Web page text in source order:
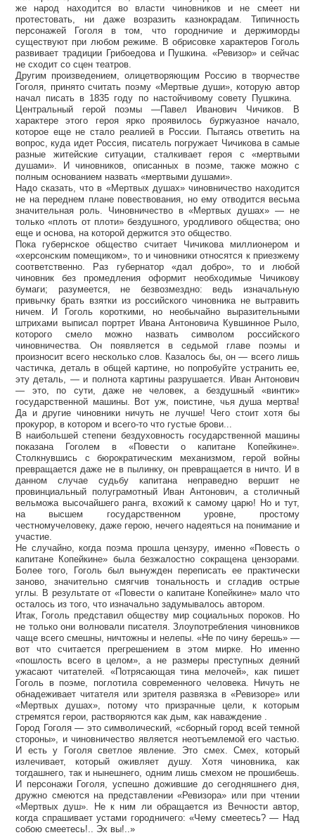
же народ находится во власти чиновников и не смеет ни
протестовать, ни даже возразить казнокрадам. Типичность
персонажей Гоголя в том, что городничие и держиморды
существуют при любом режиме. В обрисовке характеров Гоголь
развивает традиции Грибоедова и Пушкина. «Ревизор» и сейчас
не сходит со сцен театров.
Другим произведением, олицетворяющим Россию в творчестве
Гоголя, принято считать поэму «Мертвые души», которую автор
начал писать в 1835 году по настойчивому совету Пушкина.
Центральный герой поэмы —Павел Иванович Чичиков. В
характере этого героя ярко проявилось буржуазное начало,
которое еще не стало реалией в России. Пытаясь ответить на
вопрос, куда идет Россия, писатель погружает Чичикова в самые
разные житейские ситуации, сталкивает героя с «мертвыми
душами». И чиновников, описанных в поэме, также можно с
полным основанием назвать «мертвыми душами».
Надо сказать, что в «Мертвых душах» чиновничество находится
не на переднем плане повествования, но ему отводится весьма
значительная роль. Чиновничество в «Мертвых душах» — не
только «плоть от плоти» бездушного, уродливого общества; оно
еще и основа, на которой держится это общество.
Пока губернское общество считает Чичикова миллионером и
«херсонским помещиком», то и чиновники относятся к приезжему
соответственно. Раз губернатор «дал добро», то и любой
чиновник без промедления оформит необходимые Чичикову
бумаги; разумеется, не безвозмездно: ведь изначальную
привычку брать взятки из российского чиновника не вытравить
ничем. И Гоголь короткими, но необычайно выразительными
штрихами выписал портрет Ивана Антоновича Кувшинное Рыло,
которого смело можно назвать символом российского
чиновничества. Он появляется в седьмой главе поэмы и
произносит всего несколько слов. Казалось бы, он — всего лишь
частичка, деталь в общей картине, но попробуйте устранить ее,
эту деталь, — и полнота картины разрушается. Иван Антонович
— это, по сути, даже не человек, а бездушный «винтик»
государственной машины. Вот уж, поистине, чья душа мертва!
Да и другие чиновники ничуть не лучше! Чего стоит хотя бы
прокурор, в котором и всего-то что густые брови...
В наибольшей степени бездуховность государственной машины
показана Гоголем в «Повести о капитане Копейкине».
Столкнувшись с бюрократическим механизмом, герой войны
превращается даже не в пылинку, он превращается в ничто. И в
данном случае судьбу капитана неправедно вершит не
провинциальный полуграмотный Иван Антонович, а столичный
вельможа высочайшего ранга, вхожий к самому царю! Но и тут,
на высшем государственном уровне, простому
честномучеловеку, даже герою, нечего надеяться на понимание и
участие.
Не случайно, когда поэма прошла цензуру, именно «Повесть о
капитане Копейкине» была безжалостно сокращена цензорами.
Более того, Гоголь был вынужден переписать ее практически
заново, значительно смягчив тональность и сгладив острые
углы. В результате от «Повести о капитане Копейкине» мало что
осталось из того, что изначально задумывалось автором.
Итак, Гоголь представил обществу мир социальных пороков. Но
не только они волновали писателя. Злоупотребления чиновников
чаще всего смешны, ничтожны и нелепы. «Не по чину берешь» —
вот что считается прегрешением в этом мирке. Но именно
«пошлость всего в целом», а не размеры преступных деяний
ужасают читателей. «Потрясающая тина мелочей», как пишет
Гоголь в поэме, поглотила современного человека. Ничуть не
обнадеживает читателя или зрителя развязка в «Ревизоре» или
«Мертвых душах», потому что призрачные цели, к которым
стремятся герои, растворяются как дым, как наваждение .
Город Гоголя — это символический, «сборный город всей темной
стороны», и чиновничество является неотъемлемой его частью.
И есть у Гоголя светлое явление. Это смех. Смех, который
излечивает, который оживляет душу. Хотя чиновника, как
тогдашнего, так и нынешнего, одним лишь смехом не прошибешь.
И персонажи Гоголя, успешно дожившие до сегодняшнего дня,
дружно смеются на представлении «Ревизора» или при чтении
«Мертвых душ». Не к ним ли обращается из Вечности автор,
когда спрашивает устами городничего: «Чему смеетесь? — Над
собою смеетесь!.. Эх вы!..»